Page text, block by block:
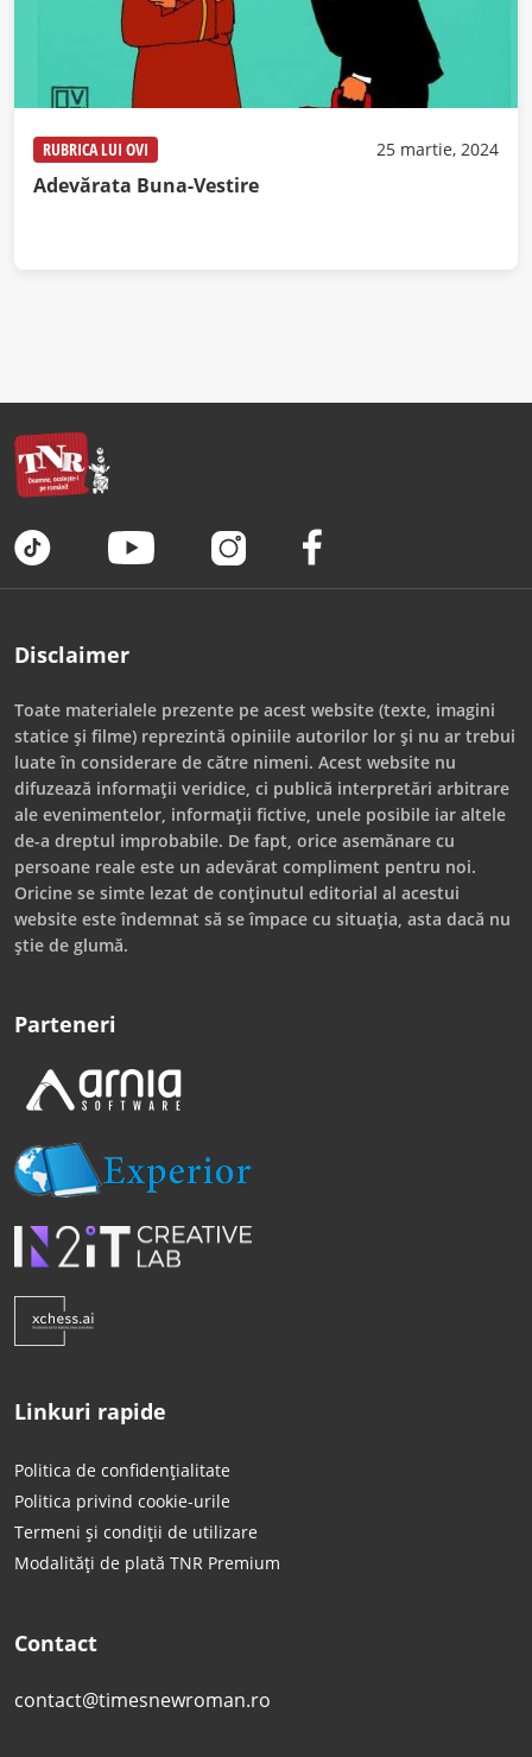
RUBRICA LUI OVI 25 martie, 2024
Adevărata Buna-Vestire
Disclaimer
Toate materialele prezente pe acest website (texte, imagini
statice și filme) reprezintă opiniile autorilor lor și nu ar trebui
luate în considerare de către nimeni. Acest website nu
difuzează informații veridice, ci publică interpretări arbitrare
ale evenimentelor, informații fictive, unele posibile iar altele
de-a dreptul improbabile. De fapt, orice asemănare cu
persoane reale este un adevărat compliment pentru noi.
Oricine se simte lezat de conținutul editorial al acestui
website este îndemnat să se împace cu situația, asta dacă nu
știe de glumă.
Parteneri
Linkuri rapide
Politica de confidențialitate
Politica privind cookie-urile
Termeni și condiții de utilizare
Modalități de plată TNR Premium
Contact
contact@timesnewroman.ro